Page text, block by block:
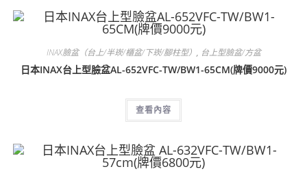
INAX臉盆（台上/半崁/櫃盆/下崁/腳柱型） , 台上型臉盆/方盆
日本INAX台上型臉盆AL-652VFC-TW/BW1-65CM(牌價9000元)
查看內容